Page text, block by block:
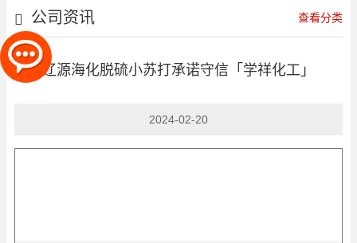
公司资讯 查看分类
辽源海化脱硫小苏打承诺守信「学祥化工」
2024-02-20